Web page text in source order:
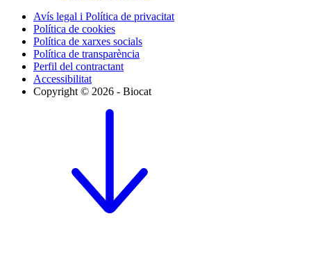
Avís legal i Política de privacitat
Política de cookies
Política de xarxes socials
Política de transparència
Perfil del contractant
Accessibilitat
Copyright © 2026 - Biocat